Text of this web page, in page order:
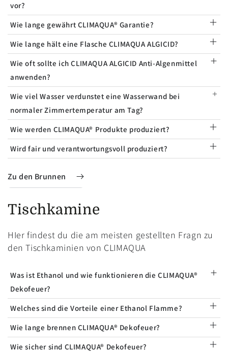
vor?
Wie lange gewährt CLIMAQUA® Garantie?
Wie lange hält eine Flasche CLIMAQUA ALGICID?
Wie oft sollte ich CLIMAQUA ALGICID Anti-Algenmittel
anwenden?
Wie viel Wasser verdunstet eine Wasserwand bei
normaler Zimmertemperatur am Tag?
Wie werden CLIMAQUA® Produkte produziert?
Wird fair und verantwortungsvoll produziert?
Zu den Brunnen
Tischkamine
HIer findest du die am meisten gestellten Fragn zu
den Tischkaminien von CLIMAQUA
Was ist Ethanol und wie funktionieren die CLIMAQUA®
Dekofeuer?
Welches sind die Vorteile einer Ethanol Flamme?
Wie lange brennen CLIMAQUA® Dekofeuer?
Wie sicher sind CLIMAQUA® Dekofeuer?